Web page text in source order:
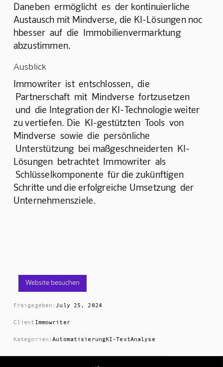
Daneben  ermöglicht  es  der kontinuierliche
Austausch mit Mindverse, die KI-Lösungen noc
hbesser  auf  die  Immobilienvermarktung
abzustimmen.
Ausblick
Immowriter  ist  entschlossen,  die
Partnerschaft  mit  Mindverse  fortzusetzen
und  die Integration der KI-Technologie weiter
zu vertiefen. Die  KI-gestützten  Tools  von
Mindverse  sowie  die  persönliche
Unterstützung  bei maßgeschneiderten  KI-
Lösungen  betrachtet  Immowriter  als
Schlüsselkomponente  für die zukünftigen
Schritte und die erfolgreiche Umsetzung  der
Unternehmensziele.
Website besuchen
Freigegeben: July 25, 2024
Client Immowriter
Kategorien:AutomatisierungKI-TextAnalyse